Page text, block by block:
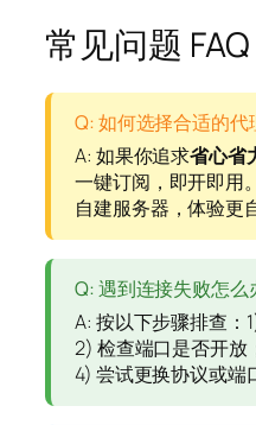
常见问题 FAQ
Q: 如何选择合适的代
A: 如果你追求省心省
一键订阅，即开即用
自建服务器，体验更
Q: 遇到连接失败怎么
A: 按以下步骤排查：
2) 检查端口是否开放
4) 尝试更换协议或端